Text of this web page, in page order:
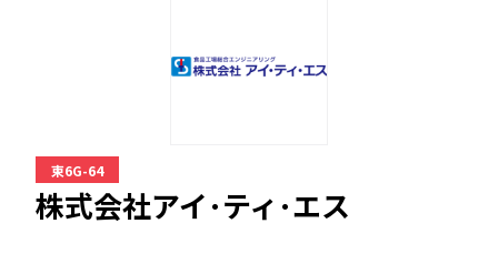
東6G-64
株式会社アイ･ティ･エス